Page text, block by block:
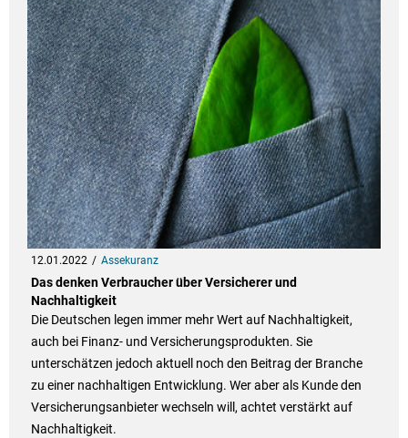
12.01.2022 Assekuranz
Das denken Verbraucher über Versicherer und
Nachhaltigkeit
Die Deutschen legen immer mehr Wert auf Nachhaltigkeit,
auch bei Finanz- und Versicherungsprodukten. Sie
unterschätzen jedoch aktuell noch den Beitrag der Branche
zu einer nachhaltigen Entwicklung. Wer aber als Kunde den
Versicherungsanbieter wechseln will, achtet verstärkt auf
Nachhaltigkeit.